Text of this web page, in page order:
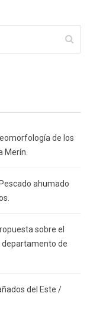
de los
Merín.
ahumado
sobre el
departamento de
del Este /